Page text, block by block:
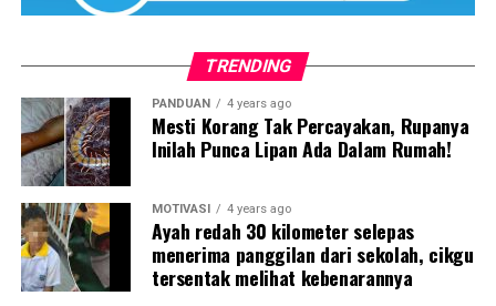
TRENDING
PANDUAN 4 years ago
Mesti Korang Tak Percayakan, Rupanya
Inilah Punca Lipan Ada Dalam Rumah!
MOTIVASI 4 years ago
Ayah redah 30 kilometer selepas
menerima panggilan dari sekolah, cikgu
tersentak melihat kebenarannya